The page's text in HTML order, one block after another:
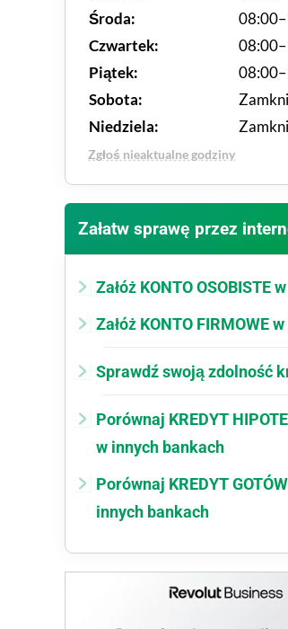
Środa:
Czwartek:
Piątek:
Sobota:
Niedziela:
Zgłoś nieaktualne godziny
Załatw sprawę przez
Załóż KONTO OSOBISTE
Załóż KONTO FIRMOWE
Sprawdź swoją zdolność
Porównaj KREDYT
w innych bankach
Porównaj KREDYT
innych bankach